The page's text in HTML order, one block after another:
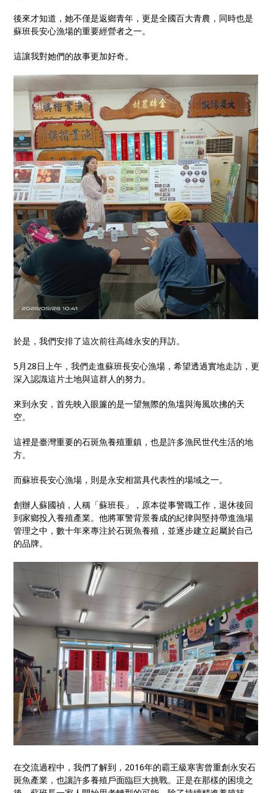
後來才知道，她不僅是返鄉青年，更是全國百大青農，同時也是
蘇班長安心漁場的重要經營者之一。
這讓我對她們的故事更加好奇。
於是，我們安排了這次前往高雄永安的拜訪。
5月28日上午，我們走進蘇班長安心漁場，希望透過實地走訪，更
深入認識這片土地與這群人的努力。
來到永安，首先映入眼簾的是一望無際的魚塭與海風吹拂的天
空。
這裡是臺灣重要的石斑魚養殖重鎮，也是許多漁民世代生活的地
方。
而蘇班長安心漁場，則是永安相當具代表性的場域之一。
創辦人蘇國禎，人稱「蘇班長」，原本從事警職工作，退休後回
到家鄉投入養殖產業。他將軍警背景養成的紀律與堅持帶進漁場
管理之中，數十年來專注於石斑魚養殖，並逐步建立起屬於自己
的品牌。
在交流過程中，我們了解到，2016年的霸王級寒害曾重創永安石
斑魚產業，也讓許多養殖戶面臨巨大挑戰。正是在那樣的困境之